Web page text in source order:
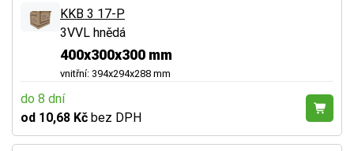
KKB 3 17-P
3VVL hnědá
400x300x300 mm
vnitřní: 394x294x288 mm
do 8 dní
od 10,68 Kč bez DPH